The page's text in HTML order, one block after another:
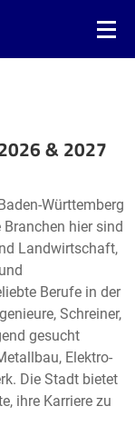
& 2027
contributors
Württemberg
hier sind
Landwirtschaft,
Berufe in der
Schreiner,
gesucht
Elektro-
Die Stadt bietet
ihre Karriere zu